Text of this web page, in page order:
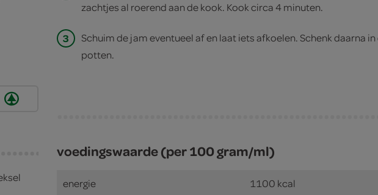
zachtjes al roerend aan de kook. Kook circa 4 minuten.
3
Schuim de jam eventueel af en laat iets afkoelen. Schenk daarna in
potten.
voedingswaarde (per 100 gram/ml)
energie 1100 kcal